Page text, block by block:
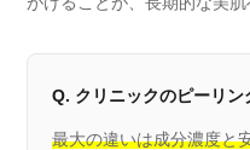
Q. クリニックのピーリン
最大の違いは成分濃度と